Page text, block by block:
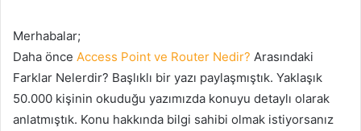
Merhabalar;
Daha önce Access Point ve Router Nedir? Arasındaki
Farklar Nelerdir? Başlıklı bir yazı paylaşmıştık. Yaklaşık
50.000 kişinin okuduğu yazımızda konuyu detaylı olarak
anlatmıştık. Konu hakkında bilgi sahibi olmak istiyorsanız